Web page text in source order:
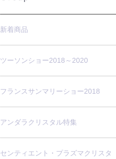
新着商品
ツーソンショー2018～2020
フランスサンマリーショー2018
アンダラクリスタル特集
センティエント・プラズマクリスタ